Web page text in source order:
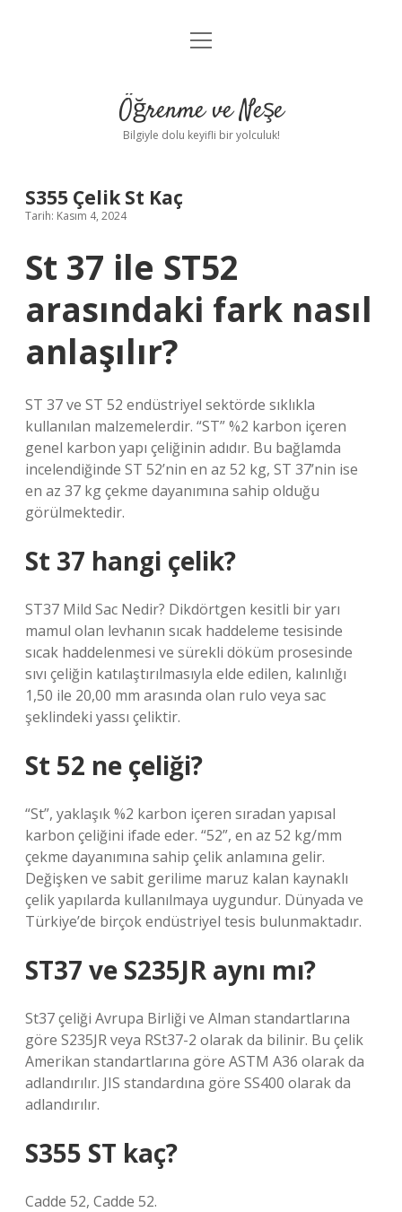
Anasayfa
Yasal Uyarı
menüyü
Öğrenme ve Neşe
Bilgiyle dolu keyifli bir yolculuk!
S355 Çelik St Kaç
Tarih: Kasım 4, 2024
St 37 ile ST52
arasındaki fark nasıl
anlaşılır?
ST 37 ve ST 52 endüstriyel sektörde sıklıkla
kullanılan malzemelerdir. “ST” %2 karbon içeren
genel karbon yapı çeliğinin adıdır. Bu bağlamda
incelendiğinde ST 52’nin en az 52 kg, ST 37’nin ise
en az 37 kg çekme dayanımına sahip olduğu
görülmektedir.
St 37 hangi çelik?
ST37 Mild Sac Nedir? Dikdörtgen kesitli bir yarı
mamul olan levhanın sıcak haddeleme tesisinde
sıcak haddelenmesi ve sürekli döküm prosesinde
sıvı çeliğin katılaştırılmasıyla elde edilen, kalınlığı
1,50 ile 20,00 mm arasında olan rulo veya sac
şeklindeki yassı çeliktir.
St 52 ne çeliği?
“St”, yaklaşık %2 karbon içeren sıradan yapısal
karbon çeliğini ifade eder. “52”, en az 52 kg/mm ​​
çekme dayanımına sahip çelik anlamına gelir.
Değişken ve sabit gerilime maruz kalan kaynaklı
çelik yapılarda kullanılmaya uygundur. Dünyada ve
Türkiye’de birçok endüstriyel tesis bulunmaktadır.
ST37 ve S235JR aynı mı?
St37 çeliği Avrupa Birliği ve Alman standartlarına
göre S235JR veya RSt37-2 olarak da bilinir. Bu çelik
Amerikan standartlarına göre ASTM A36 olarak da
adlandırılır. JIS standardına göre SS400 olarak da
adlandırılır.
S355 ST kaç?
Cadde 52, Cadde 52.